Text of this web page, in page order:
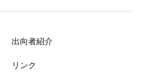
出向者紹介
リンク